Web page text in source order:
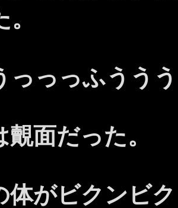
っっっふうう
面だった。
がビクンビ